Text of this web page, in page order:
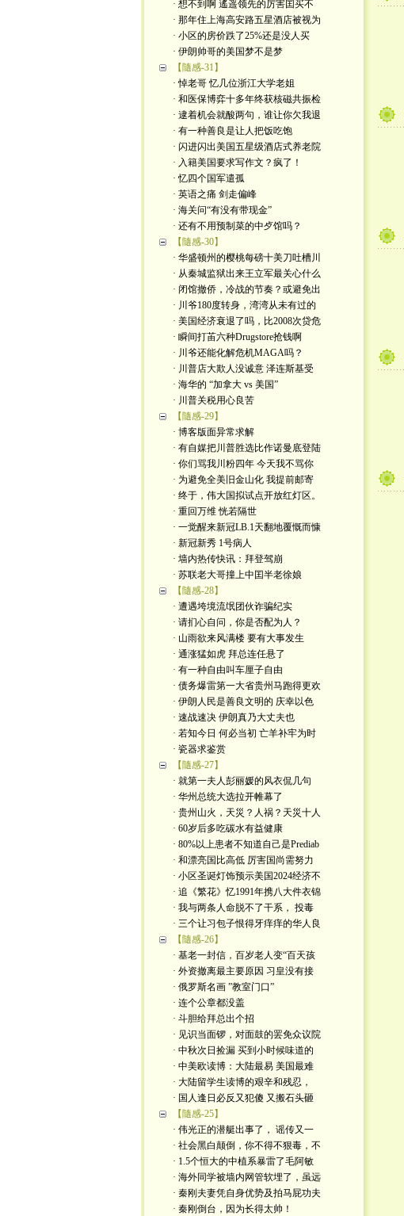
· 想不到啊 遙遥领先的厉害囯买不
· 那年住上海高安路五星酒店被视为
· 小区的房价跌了25%还是没人买
· 伊朗帅哥的美国梦不是梦
【隨感-31】
· 悼老哥 忆几位浙江大学老姐
· 和医保博弈十多年终获核磁共振检
· 逮着机会就酸两句，谁让你欠我退
· 有一种善良是让人把饭吃饱
· 闪进闪出美国五星级酒店式养老院
· 入籍美国要求写作文？疯了！
· 忆四个国军遣孤
· 英语之痛 剑走偏峰
· 海关问“有没有带现金”
· 还有不用预制菜的中歺馆吗？
【隨感-30】
· 华盛顿州的樱桃每磅十美刀吐槽川
· 从秦城监狱出来王立军最关心什么
· 闭馆撤侨，冷战的节奏？或避免出
· 川爷180度转身，湾湾从未有过的
· 美国经济衰退了吗，比2008次贷危
· 瞬间打苖六种Drugstore抢钱啊
· 川爷还能化解危机MAGA吗？
· 川普店大欺人没诚意 泽连斯基受
· 海华的 “加拿大 vs 美国”
· 川普关税用心良苦
【隨感-29】
· 博客版面异常求解
· 有自媒把川普胜选比作诺曼底登陆
· 你们骂我川粉四年 今天我不骂你
· 为避免全美旧金山化 我提前邮寄
· 终于，伟大国拟试点开放红灯区。
· 重回万维 恍若隔世
· 一觉醒来新冠LB.1天翻地覆慨而慷
· 新冠新秀 1号病人
· 墙内热传快讯：拜登驾崩
· 苏联老大哥撞上中囯半老徐娘
【隨感-28】
· 遭遇垮境流氓团伙诈骗纪实
· 请扪心自问，你是否配为人？
· 山雨欲来风满楼 要有大事发生
· 通涨猛如虎 拜总连任悬了
· 有一种自由叫车厘子自由
· 债务爆雷第一大省贵州马跑得更欢
· 伊朗人民是善良文明的 庆幸以色
· 速战速决 伊朗真乃大丈夫也
· 若知今日 何必当初 亡羊补牢为时
· 瓷器求鉴赏
【隨感-27】
· 就第一夫人彭丽媛的风衣侃几句
· 华州总统大选拉开帷幕了
· 贵州山火，天災？人祸？天災十人
· 60岁后多吃碳水有益健康
· 80%以上患者不知道自己是Prediab
· 和漂亮国比高低 厉害国尚需努力
· 小区圣诞灯饰预示美国2024经济不
· 追《繁花》忆1991年携八大件衣锦
· 我与两条人命脱不了干系， 投毒
· 三个让习包子恨得牙痒痒的华人良
【隨感-26】
· 基老一封信，百岁老人变“百天孩
· 外资撤离最主要原因 习皇没有接
· 俄罗斯名画 ”教室门口”
· 连个公章都没盖
· 斗胆给拜总出个招
· 见识当面锣，对面鼓的罢免众议院
· 中秋次日捡漏 买到小时候味道的
· 中美欧读博：大陆最易 美国最难
· 大陆留学生读博的艰辛和残忍，
· 国人逢日必反又犯傻 又搬石头砸
【隨感-25】
· 伟光正的潜艇出事了， 谣传又一
· 社会黑白颠倒，你不得不狠毒，不
· 1.5个恒大的中植系暴雷了毛阿敏
· 海外同学被墙内网管软埋了，虽远
· 秦刚夫妻凭自身优势及拍马屁功夫
· 秦刚倒台，因为长得太帅！